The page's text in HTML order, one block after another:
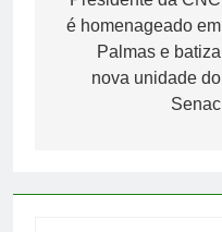
Post
é homenageado em
Palmas e batiza
nova unidade do
Senac